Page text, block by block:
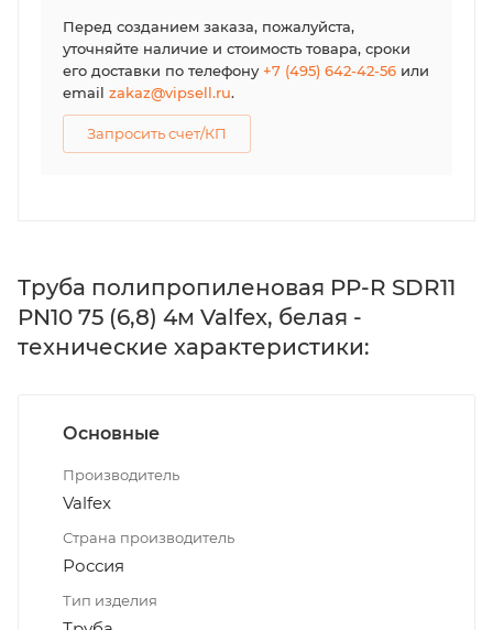
Перед созданием заказа, пожалуйста,
уточняйте наличие и стоимость товара, сроки
его доставки по телефону+7 (495) 642-42-56 или
email zakaz@vipsell.ru.
Запросить счет/КП
Труба полипропиленовая PP-R SDR11
PN10 75 (6,8) 4м Valfex, белая -
технические характеристики:
Основные
Производитель
Valfex
Страна производитель
Россия
Тип изделия